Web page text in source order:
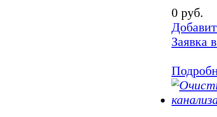
0 руб.
Заявка